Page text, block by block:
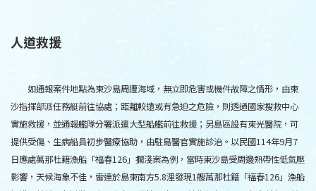
人道救援
如通報案件地點為東沙島周遭海域，無立即危害或機件故障之情形，由東
沙指揮部派任務艇前往協處；距離較遠或有急迫之危險，則透過國家搜救中心
實施救援，並通報艦隊分署派遣大型船艦前往救援；另島區設有東光醫院，可
提供受傷、生病船員初步醫療協助，由駐島醫官實施診治。以民國114年9月7
日應處萬那杜籍漁船「福春126」擱淺案為例，當時東沙島受周邊熱帶性低氣壓
影響，天候海象不佳，雷達於島東南方5.8浬發現1艘萬那杜籍「福春126」漁船